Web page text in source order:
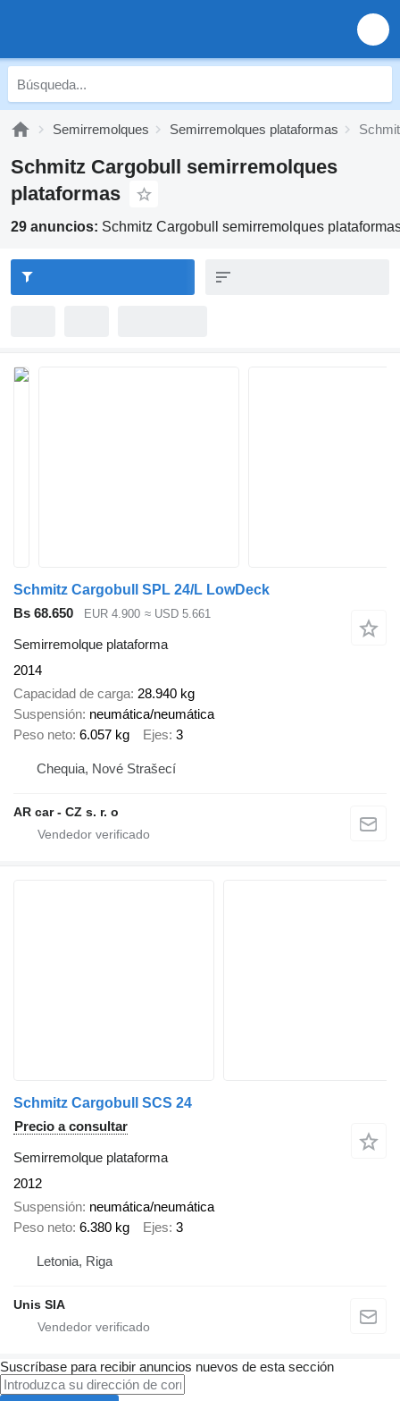
Semirremolques Semirremolques plataformas
Schmitz Cargobull semirremolques
plataformas
29 anuncios: Schmitz Cargobull semirremolques
Schmitz Cargobull SPL 24/L LowDeck
Bs 68.650
EUR 4.900 ≈ USD 5.661
Semirremolque plataforma
2014
Capacidad de carga 28.940 kg
Suspensión neumática/neumática
Peso neto 6.057 kg Ejes 3
Chequia, Nové Strašecí
AR car - CZ s. r. o
Schmitz Cargobull SCS 24
Precio a consultar
Semirremolque plataforma
2012
Suspensión neumática/neumática
Peso neto 6.380 kg Ejes 3
Letonia, Riga
Unis SIA
Suscríbase para recibir anuncios nuevos de esta sección